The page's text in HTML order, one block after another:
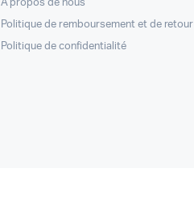
A propos de nous
Politique de remboursement et de retour
Politique de confidentialité